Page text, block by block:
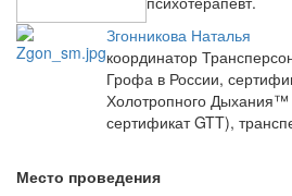
Згонникова Наталья
координатор
Грофа в России,
Холотропного
сертификат GTT),
Место проведения